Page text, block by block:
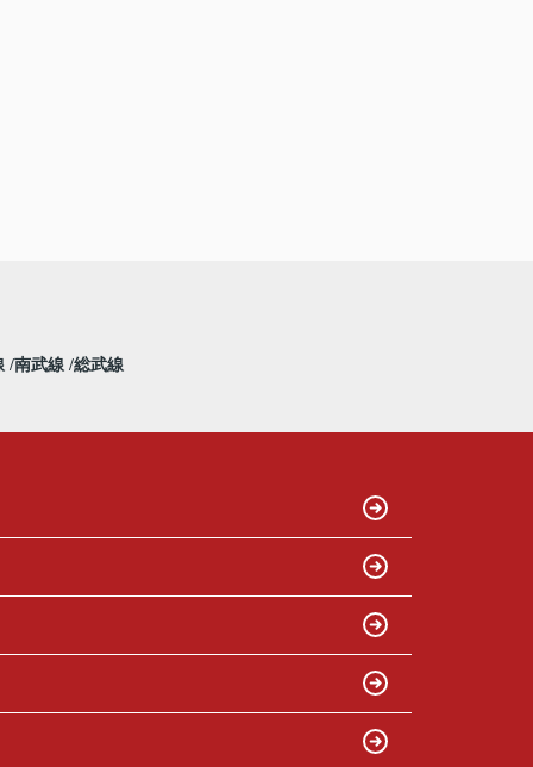
南武線 総武線